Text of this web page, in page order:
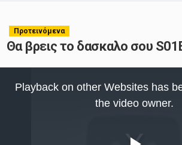
Προτεινόμενα
Θα βρεις το δασκαλο σου
Playback on other Websites has
the video owner.